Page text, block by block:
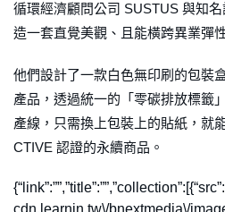
循環經濟顧問公司 SUSTUS 與知
造一套直覺美觀、且能橫跨異業彈
他們設計了一款白色無印刷的包裝
產品，透過統一的「零碳排放標籤
產線，只需換上包裝上的貼紙，就
CTIVE 認證的永續商品。